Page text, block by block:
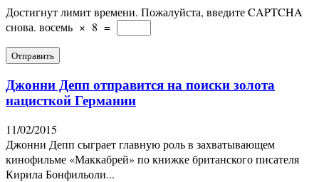
Достигнут лимит времени. Пожалуйста, введите CAPTCHA
снова. восемь × 8 =
Джонни Депп отправится на поиски золота
нацисткой Германии
11/02/2015
Джонни Депп сыграет главную роль в захватывающем
кинофильме «Маккабрей» по книжке британского писателя
Кирила Бонфильоли...